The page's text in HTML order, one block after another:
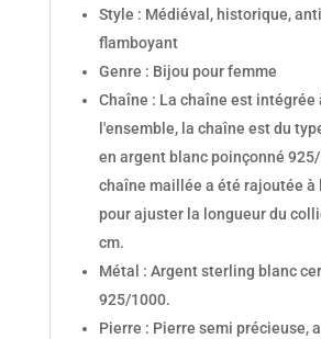
Style : Médiéval, historique,
flamboyant
Genre : Bijou pour femme
Chaîne : La chaîne est intégrée
l'ensemble, la chaîne est du
en argent blanc poinçonné
chaîne maillée a été rajoutée à
pour ajuster la longueur du
cm.
Métal : Argent sterling blanc
925/1000.
Pierre : Pierre semi précieuse,